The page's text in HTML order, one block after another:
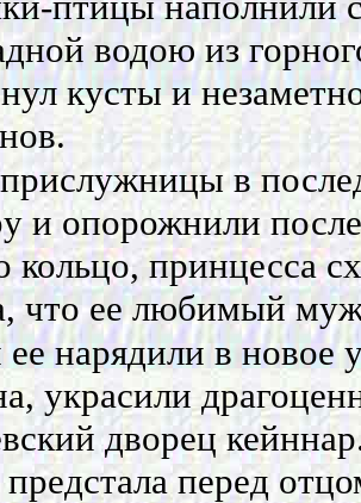
водою из
кусты и
в
и опорожнили
кольцо, принцесса
что ее любимый муж
нарядили в новое
украсили
дворец
предстала перед